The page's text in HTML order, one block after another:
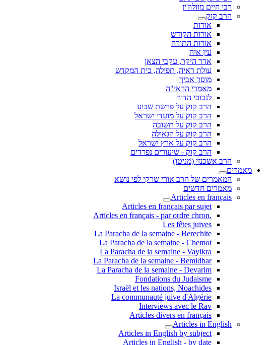
רבי חיים מוולוז'ין
הרב קוק
אורות
אורות הקודש
אורות התורה
עין איה
אדר היקר, עקבי הצאן
עולת ראיה, תפילה, בית המקדש
מוסר אביך
מאמרי הראי"ה
לנבוכי הדור
הרב קוק על פרשת שבוע
הרב קוק על מועדי ישראל
הרב קוק על תשובה
הרב קוק על הגאולה
הרב קוק על ארץ ישראל
הרב קוק - שיעורים נפרדים
הרב אשכנזי (מניטו)
מאמרים
המאמרים של הרב אורי שרקי לפי נושא
מאמרים חדשים
Articles en français
Articles en français par sujet
.Articles en français - par ordre chron
Les fêtes juives
La Paracha de la semaine - Berechite
La Paracha de la semaine - Chemot
La Paracha de la semaine - Vayikra
La Paracha de la semaine - Bemidbar
La Paracha de la semaine - Devarim
Fondations du Judaisme
Israël et les nations, Noachides
La communauté juive d'Algérie
Interviews avec le Rav
Articles divers en français
Articles in English
Articles in English by subject
Articles in English - by date